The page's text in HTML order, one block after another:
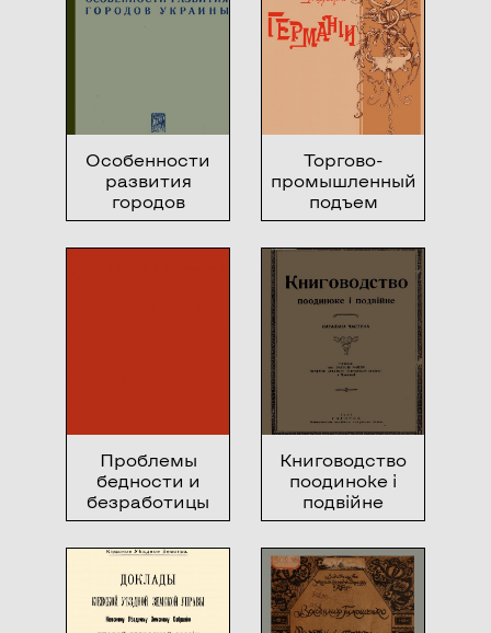
Особенности
развития
городов
Украины
Торгово-
промышленный
подъем
Германии
Проблемы
бедности и
безработицы
Книговодство
поодиноке і
подвійне